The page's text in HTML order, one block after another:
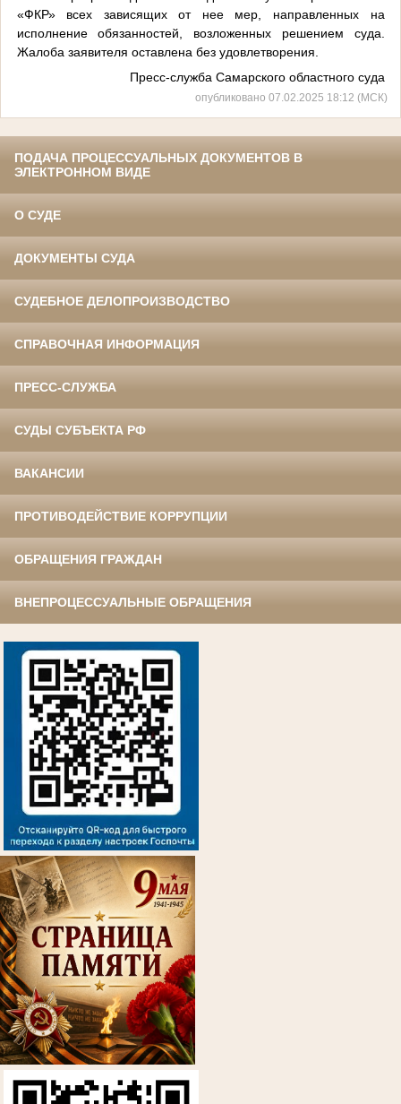
«ФКР» всех зависящих от нее мер, направленных на
исполнение обязанностей, возложенных решением суда.
Жалоба заявителя оставлена без удовлетворения.
Пресс-служба Самарского областного суда
опубликовано 07.02.2025 18:12 (МСК)
ПОДАЧА ПРОЦЕССУАЛЬНЫХ ДОКУМЕНТОВ В
ЭЛЕКТРОННОМ ВИДЕ
О СУДЕ
ДОКУМЕНТЫ СУДА
СУДЕБНОЕ ДЕЛОПРОИЗВОДСТВО
СПРАВОЧНАЯ ИНФОРМАЦИЯ
ПРЕСС-СЛУЖБА
СУДЫ СУБЪЕКТА РФ
ВАКАНСИИ
ПРОТИВОДЕЙСТВИЕ КОРРУПЦИИ
ОБРАЩЕНИЯ ГРАЖДАН
ВНЕПРОЦЕССУАЛЬНЫЕ ОБРАЩЕНИЯ